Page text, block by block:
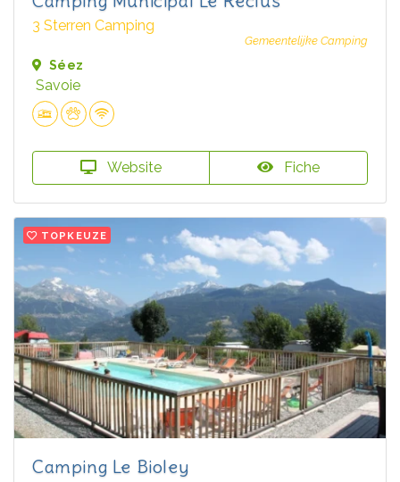
3 Sterren Camping
Gemeentelijke Camping
Séez
Savoie
Website Fiche
TOPKEUZE
Camping Le Bioley